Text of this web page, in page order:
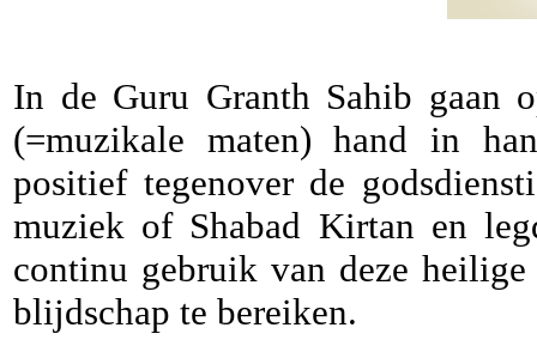
In de Guru Granth Sahib gaan
(=muzikale maten) hand in
positief tegenover de
muziek of Shabad Kirtan en
continu gebruik van deze
blijdschap te bereiken.